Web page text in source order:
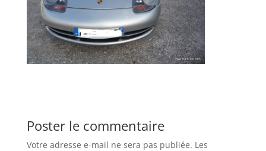
Poster le commentaire
Votre adresse e-mail ne sera pas publiée. Les